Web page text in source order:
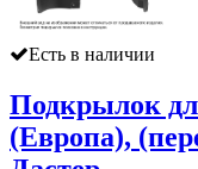
Есть в наличии
Подкрылок
(Европа),